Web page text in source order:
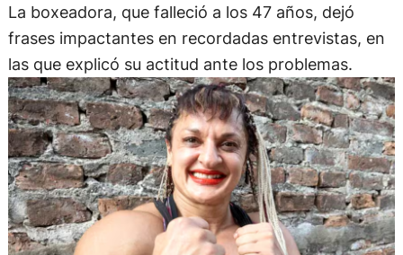
La boxeadora, que falleció a los 47 años, dejó
frases impactantes en recordadas entrevistas, en
las que explicó su actitud ante los problemas.